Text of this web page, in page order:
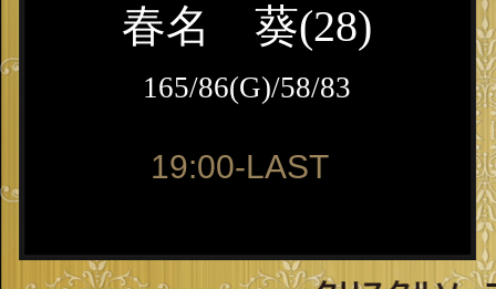
春名 葵(28)
165/86(G)/58/83
19:00-LAST